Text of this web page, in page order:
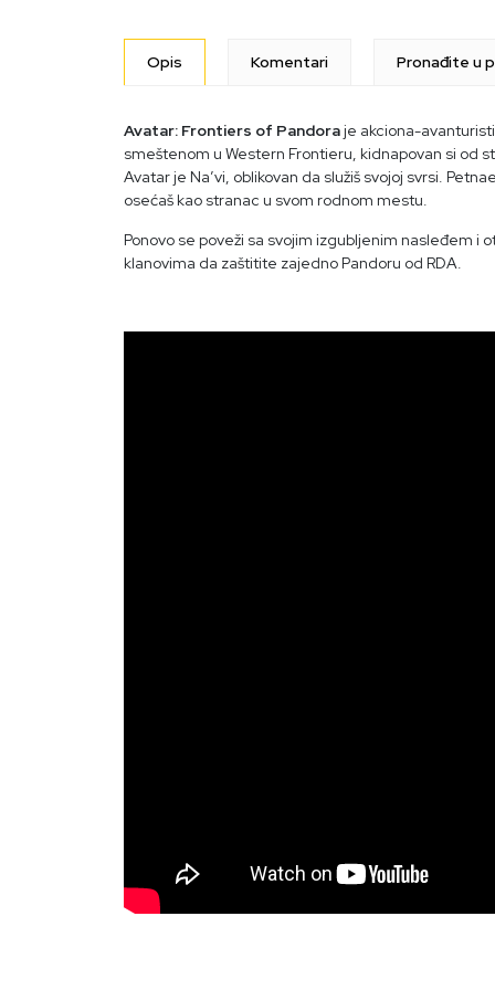
Opis Komentari Pronađite u
Avatar: Frontiers of Pandoraje akciona-
smeštenom u Western Frontieru, kidnapovan si od
Avatar je Na’vi, oblikovan da služiš svojoj svrsi.
osećaš kao stranac u svom rodnom mestu.
Ponovo se poveži sa svojim izgubljenim nasleđem i
klanovima da zaštitite zajedno Pandoru od RDA.